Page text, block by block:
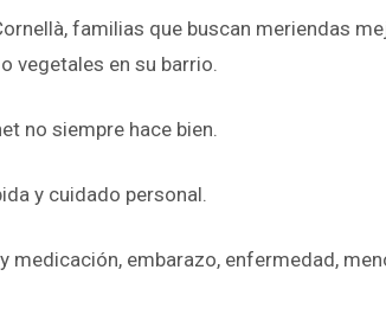
familias que buscan meriendas
vegetales en su barrio.
no siempre hace bien.
y cuidado personal.
medicación, embarazo, enfermedad,